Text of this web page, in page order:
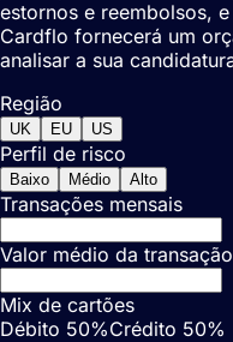
estornos e reembolsos,
Cardflo fornecerá um
analisar a sua
Região
UK EU US
Perfil de risco
Baixo Médio Alto
Transações mensais
Valor médio da
Mix de cartões
Débito 50%Crédito 50%